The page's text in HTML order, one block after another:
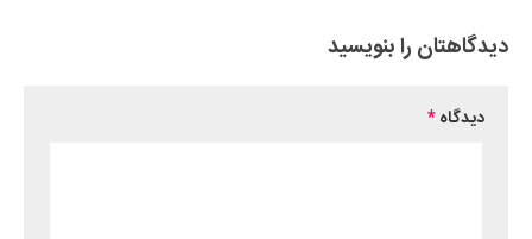
دیدگاهتان را بنویسید
دیدگاه*